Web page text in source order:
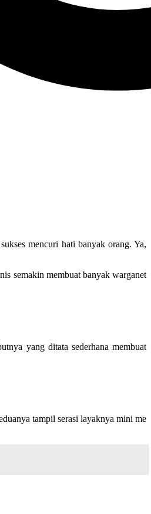
mencuri hati banyak orang. Ya,
semakin membuat banyak warganet
yang ditata sederhana membuat
tampil serasi layaknya mini me